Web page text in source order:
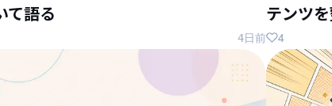
て語る
4日前
テンツ
4